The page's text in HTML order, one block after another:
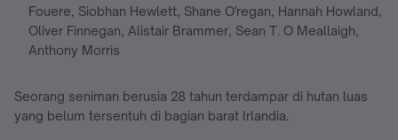
Fouere, Siobhan Hewlett, Shane O'regan, Hannah Howland,
Oliver Finnegan, Alistair Brammer, Sean T. O Meallaigh,
Anthony Morris
Seorang seniman berusia 28 tahun terdampar di hutan luas
yang belum tersentuh di bagian barat Irlandia.